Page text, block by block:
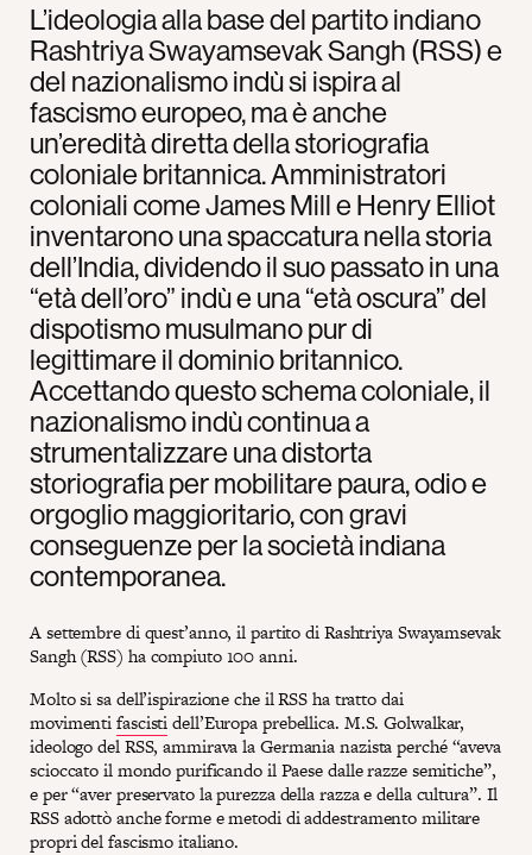
L’ideologia alla base del partito indiano
Rashtriya Swayamsevak Sangh (RSS) e
del nazionalismo indù si ispira al
fascismo europeo, ma è anche
un’eredità diretta della storiografia
coloniale britannica. Amministratori
coloniali come James Mill e Henry Elliot
inventarono una spaccatura nella storia
dell’India, dividendo il suo passato in una
“età dell’oro” indù e una “età oscura” del
dispotismo musulmano pur di
legittimare il dominio britannico.
Accettando questo schema coloniale, il
nazionalismo indù continua a
strumentalizzare una distorta
storiografia per mobilitare paura, odio e
orgoglio maggioritario, con gravi
conseguenze per la società indiana
contemporanea.
A settembre di quest’anno, il partito di Rashtriya Swayamsevak
Sangh (RSS) ha compiuto 100 anni.
Molto si sa dell’ispirazione che il RSS ha tratto dai
movimentifascistidell’Europa prebellica. M.S. Golwalkar,
ideologo del RSS, ammirava la Germania nazista perché “aveva
scioccato il mondo purificando il Paese dalle razze semitiche”,
e per “aver preservato la purezza della razza e della cultura”. Il
RSS adottò anche forme e metodi di addestramento militare
propri del fascismo italiano.